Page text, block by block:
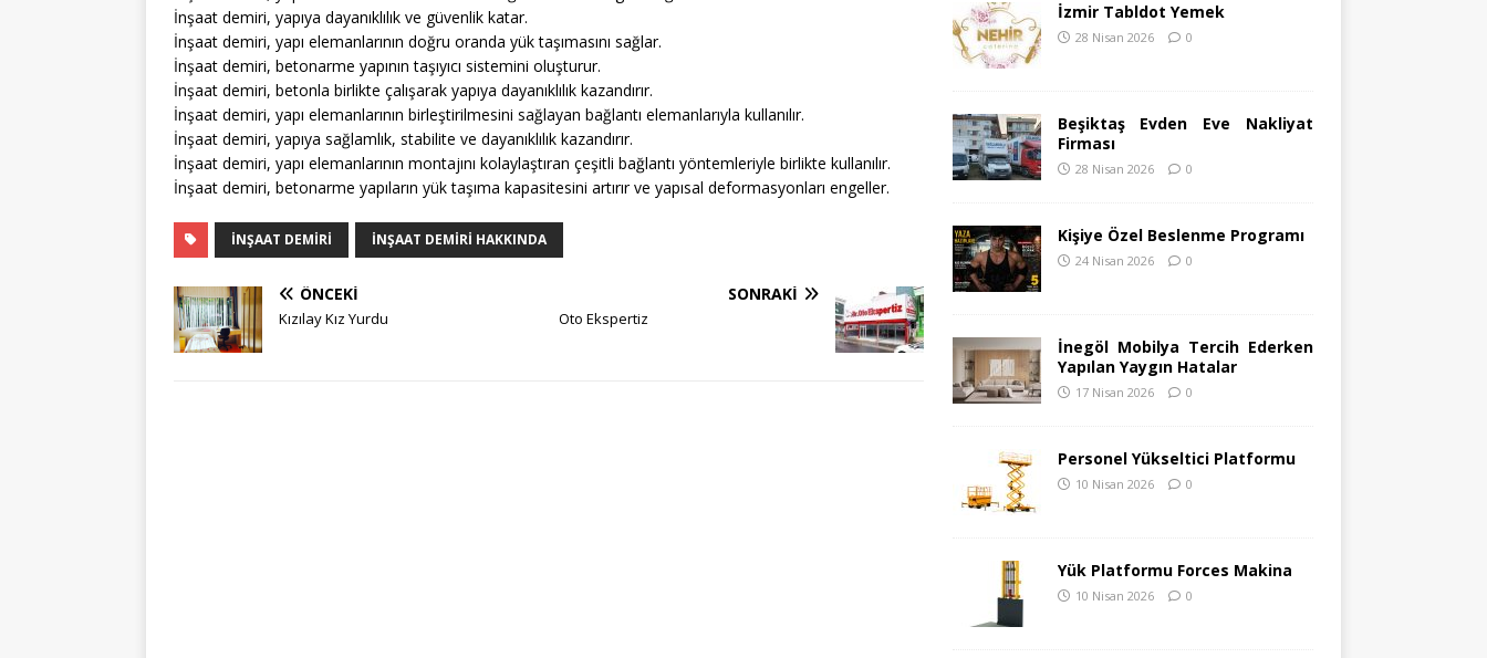
İnşaat demiri, yapıya dayanıklılık ve güvenlik katar.
İnşaat demiri, yapı elemanlarının doğru oranda yük taşımasını sağlar.
İnşaat demiri, betonarme yapının taşıyıcı sistemini oluşturur.
İnşaat demiri, betonla birlikte çalışarak yapıya dayanıklılık kazandırır.
İnşaat demiri, yapı elemanlarının birleştirilmesini sağlayan bağlantı elemanlarıyla kullanılır.
İnşaat demiri, yapıya sağlamlık, stabilite ve dayanıklılık kazandırır.
İnşaat demiri, yapı elemanlarının montajını kolaylaştıran çeşitli bağlantı yöntemleriyle birlikte kullanılır.
İnşaat demiri, betonarme yapıların yük taşıma kapasitesini artırır ve yapısal deformasyonları engeller.
INŞAAT DEMIRI İNŞAAT DEMIRI HAKKINDA
ÖNCEKI
Kızılay Kız Yurdu
SONRAKI
Oto Ekspertiz
İzmir Tabldot Yemek
28 Nisan 2026 0
Beşiktaş Evden Eve Nakliyat
Firması
28 Nisan 2026 0
Kişiye Özel Beslenme Programı
24 Nisan 2026 0
İnegöl Mobilya Tercih Ederken
Yapılan Yaygın Hatalar
17 Nisan 2026 0
Personel Yükseltici Platformu
10 Nisan 2026 0
Yük Platformu Forces Makina
10 Nisan 2026 0